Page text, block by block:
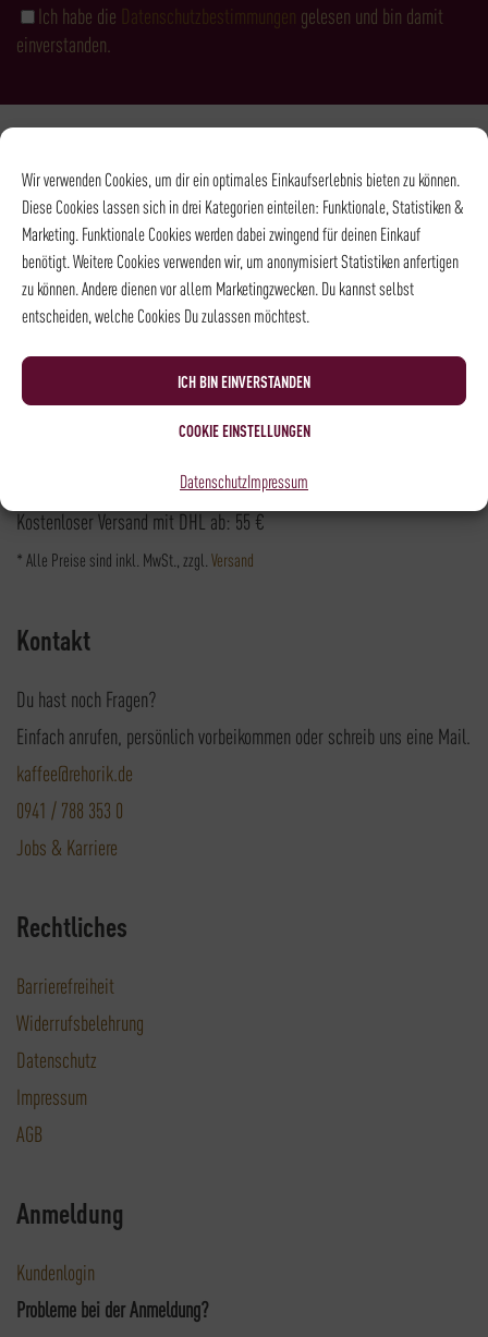
Wir verwenden Cookies, um dir ein optimales Einkaufserlebnis bieten zu können.
Diese Cookies lassen sich in drei Kategorien einteilen: Funktionale, Statistiken &
Marketing. Funktionale Cookies werden dabei zwingend für deinen Einkauf
benötigt. Weitere Cookies verwenden wir, um anonymisiert Statistiken anfertigen
zu können. Andere dienen vor allem Marketingzwecken. Du kannst selbst
entscheiden, welche Cookies Du zulassen möchtest.
ICH BIN EINVERSTANDEN
COOKIE EINSTELLUNGEN
DatenschutzImpressum
Ich habe die Datenschutzbestimmungen gelesen und bin damit
einverstanden.
Versandpartner
Versandkosten DHL: 6,5 €
Kostenloser Versand mit DHL ab: 55 €
* Alle Preise sind inkl. MwSt., zzgl. Versand
Kontakt
Du hast noch Fragen?
Einfach anrufen, persönlich vorbeikommen oder schreib uns eine Mail.
kaffee@rehorik.de
0941 / 788 353 0
Jobs & Karriere
Rechtliches
Barrierefreiheit
Widerrufsbelehrung
Datenschutz
Impressum
AGB
Anmeldung
Kundenlogin
Probleme bei der Anmeldung?